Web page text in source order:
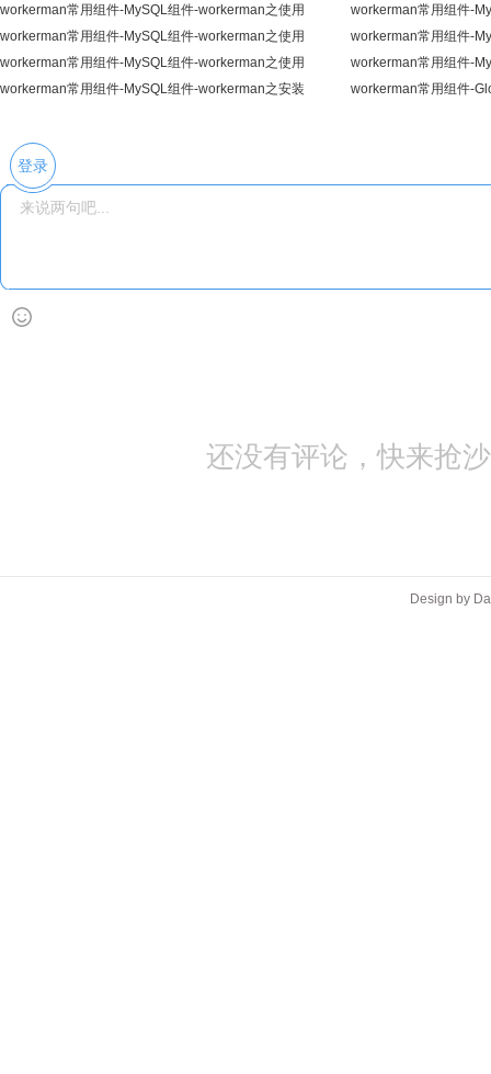
取
workerman常用组件-MySQL组件-workerman之使用
Workerm
workerman常用组件-
Workerm
workerman常用组件-MySQL组件-workerman之使用
Workerm
workerman常用组件-
Workerm
workerman常用组件-MySQL组件-workerman之使用
Workerm
workerman常用组件-
Workerm
workerman常用组件-MySQL组件-workerman之安装
workerman常用组件-
登录
还没有评论，快来抢
Design by